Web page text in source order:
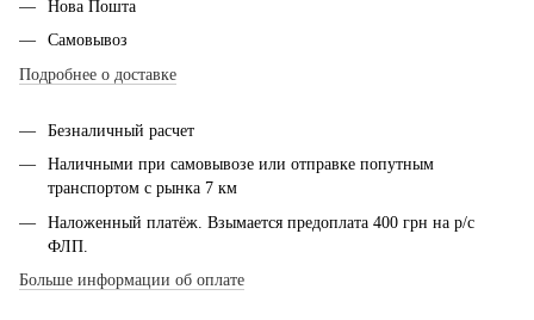
Нова Пошта
Самовывоз
Подробнее о доставке
Безналичный расчет
Наличными при самовывозе или отправке попутным
транспортом с рынка 7 км
Наложенный платёж. Взымается предоплата 400 грн на р/с
ФЛП.
Больше информации об оплате